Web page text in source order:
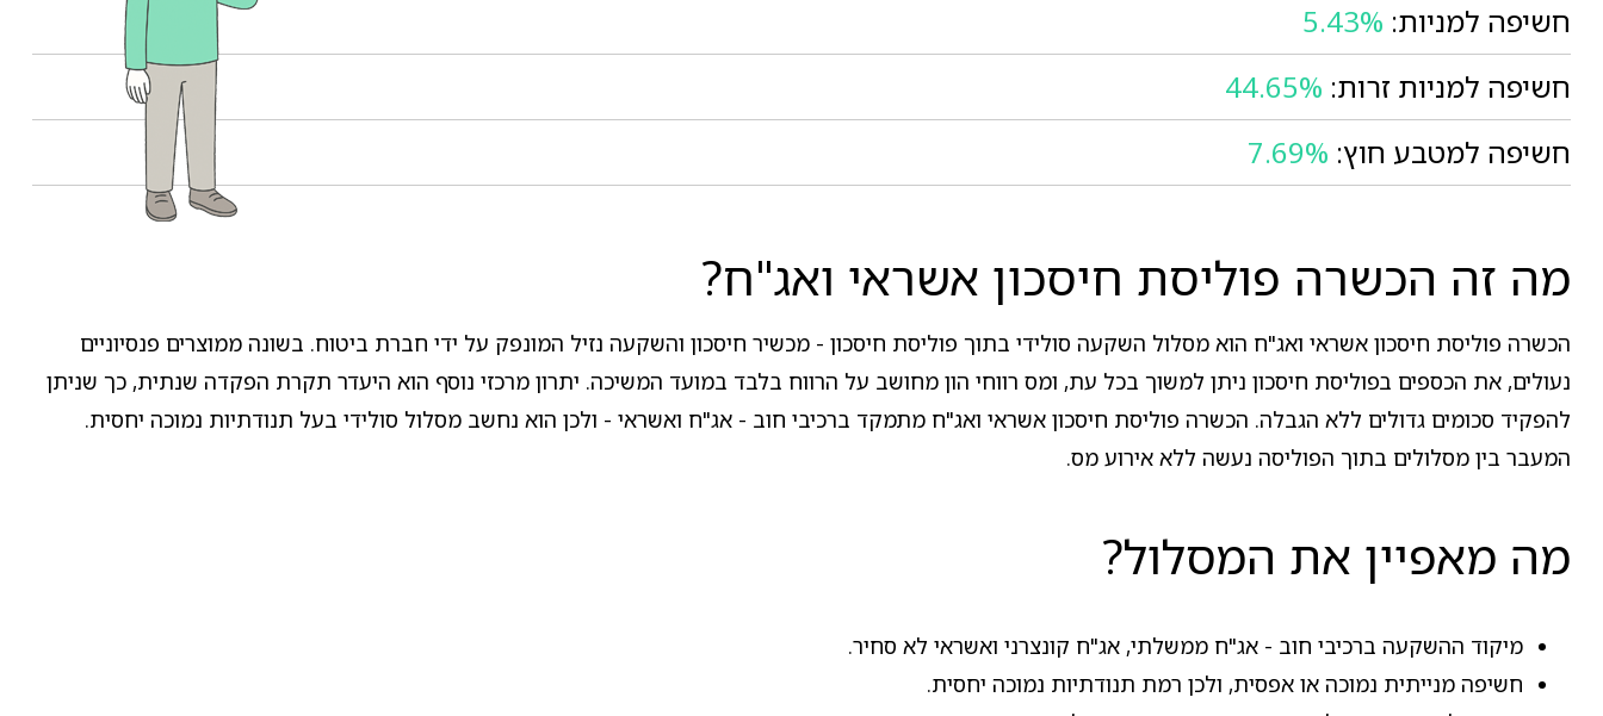
חשיפה למניות: 5.43%
חשיפה למניות זרות: 44.65%
חשיפה למטבע חוץ: 7.69%
מה זה הכשרה פוליסת חיסכון אשראי ואג"ח?
הכשרה פוליסת חיסכון אשראי ואג"ח הוא מסלול השקעה סולידי בתוך פוליסת חיסכון - מכשיר חיסכון והשקעה נזיל המונפק על ידי חברת ביטוח. בשונה ממוצרים פנסיוניים
נעולים, את הכספים בפוליסת חיסכון ניתן למשוך בכל עת, ומס רווחי הון מחושב על הרווח בלבד במועד המשיכה. יתרון מרכזי נוסף הוא היעדר תקרת הפקדה שנתית, כך שניתן
להפקיד סכומים גדולים ללא הגבלה. הכשרה פוליסת חיסכון אשראי ואג"ח מתמקד ברכיבי חוב - אג"ח ואשראי - ולכן הוא נחשב מסלול סולידי בעל תנודתיות נמוכה יחסית.
המעבר בין מסלולים בתוך הפוליסה נעשה ללא אירוע מס.
מה מאפיין את המסלול?
מיקוד ההשקעה ברכיבי חוב - אג"ח ממשלתי, אג"ח קונצרני ואשראי לא סחיר.
חשיפה מנייתית נמוכה או אפסית, ולכן רמת תנודתיות נמוכה יחסית.